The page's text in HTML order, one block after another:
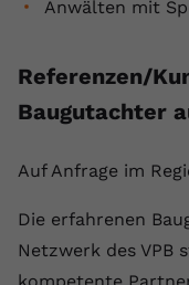
Anwälten mit
Referenzen/
Baugutachter
Auf Anfrage im
Die erfahrenen
Netzwerk des VPB